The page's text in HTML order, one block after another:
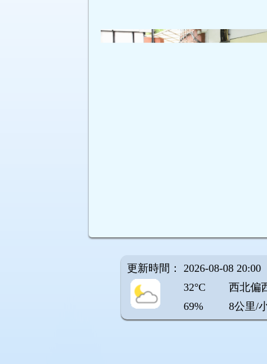
更新時間： 2026-08-08 20:00
32°C
西北偏
69%
8公里/